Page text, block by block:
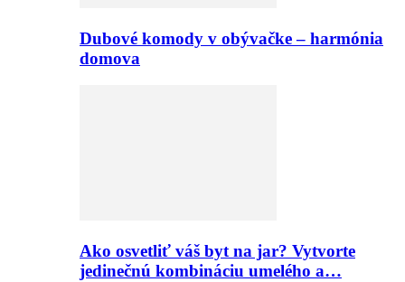
Dubové komody v obývačke – harmónia
domova
Ako osvetliť váš byt na jar? Vytvorte
jedinečnú kombináciu umelého a…